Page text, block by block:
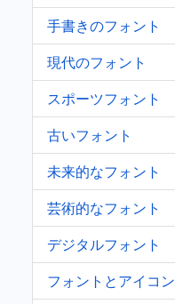
手書きのフォント
現代のフォント
スポーツフォント
古いフォント
未来的なフォント
芸術的なフォント
デジタルフォント
フォントとアイコン